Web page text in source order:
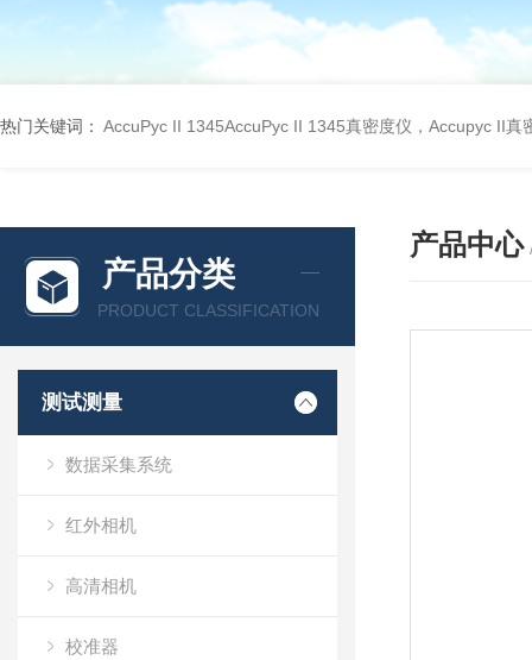
热门关键词： AccuPyc II 1345AccuPyc II 1345真密度仪，Accupyc II真
产品分类
PRODUCT CLASSIFICATION
测试测量
数据采集系统
红外相机
高清相机
校准器
产品中心